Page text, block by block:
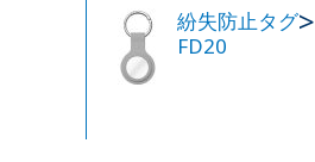
紛失防止タグ
FD20
>